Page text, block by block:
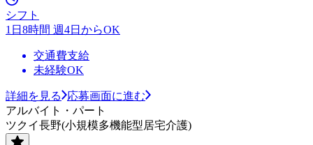
シフト
1日8時間 週4日からOK
交通費支給
未経験OK
詳細を見る
応募画面に進む
アルバイト・パート
ツクイ長野(小規模多機能型居宅介護)